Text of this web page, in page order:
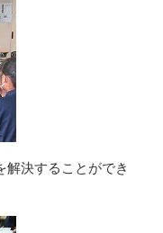
解決することができ